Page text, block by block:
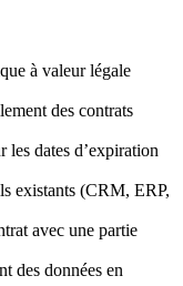
à valeur légale
des contrats
les dates d’expiration
existants (CRM, ERP,
avec une partie
des données en